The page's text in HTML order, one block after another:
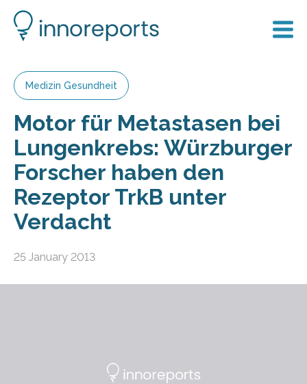
Medizin Gesundheit
Motor für Metastasen bei
Lungenkrebs: Würzburger
Forscher haben den
Rezeptor TrkB unter
Verdacht
25 January 2013